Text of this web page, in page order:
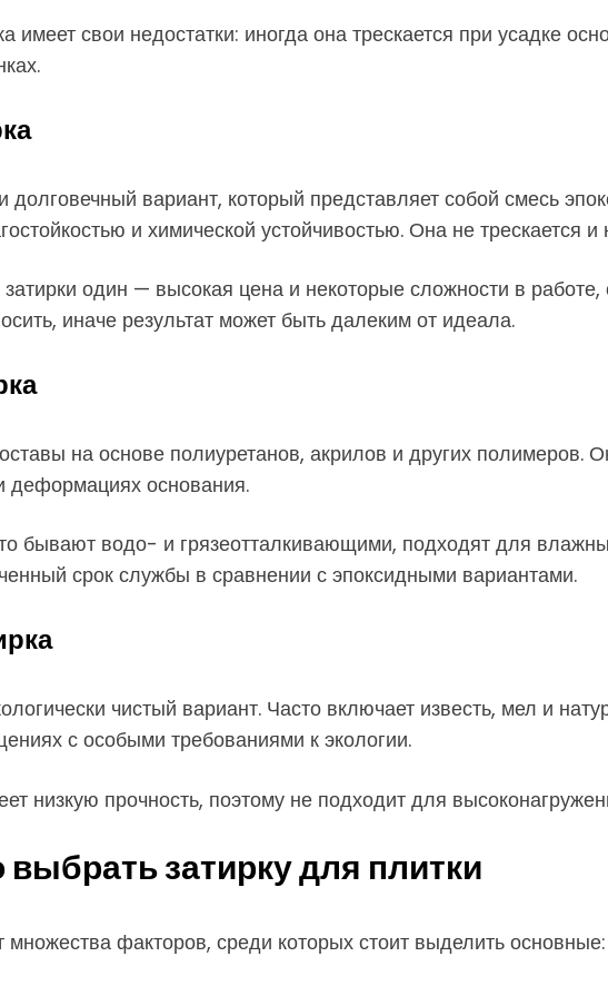
имеет свои недостатки: иногда она трескается при усадке
вариант, который представляет собой смесь
и химической устойчивостью. Она не трескается
один — высокая цена и некоторые сложности в
иначе результат может быть далеким от идеала.
на основе полиуретанов, акрилов и других
деформациях основания.
бывают водо- и грязеотталкивающими, подходят для
срок службы в сравнении с эпоксидными вариантами.
чистый вариант. Часто включает известь, мел и
с особыми требованиями к экологии.
низкую прочность, поэтому не подходит для
затирку для плитки
множества факторов, среди которых стоит выделить основные: